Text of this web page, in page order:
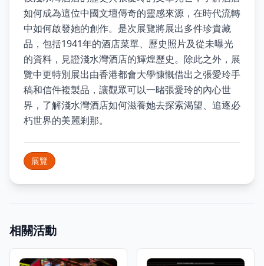
如何成為這位中國文壇傳奇的靈感來源，在時代流轉
中如何啟發她的創作。是次展覽將展出多件珍貴藏
品，包括1941年的酒店菜單、歷史照片及從未曝光
的資料，見證淺水灣酒店的輝煌歷史。除此之外，展
覽中更特別展出由香港都會大學慷慨借出之張愛玲手
稿和信件複製品，讓觀眾可以一暏張愛玲的內心世
界，了解淺水灣酒店如何滋養她去探索渴望、追逐必
朽世界的美麗剎那。
展覽
相關活動